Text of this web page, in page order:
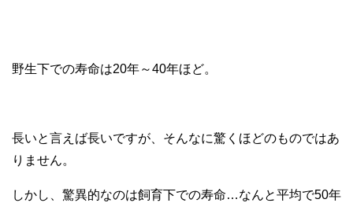
野生下での寿命は20年～40年ほど。
長いと言えば長いですが、そんなに驚くほどのものではあ
りません。
しかし、驚異的なのは飼育下での寿命…なんと平均で50年